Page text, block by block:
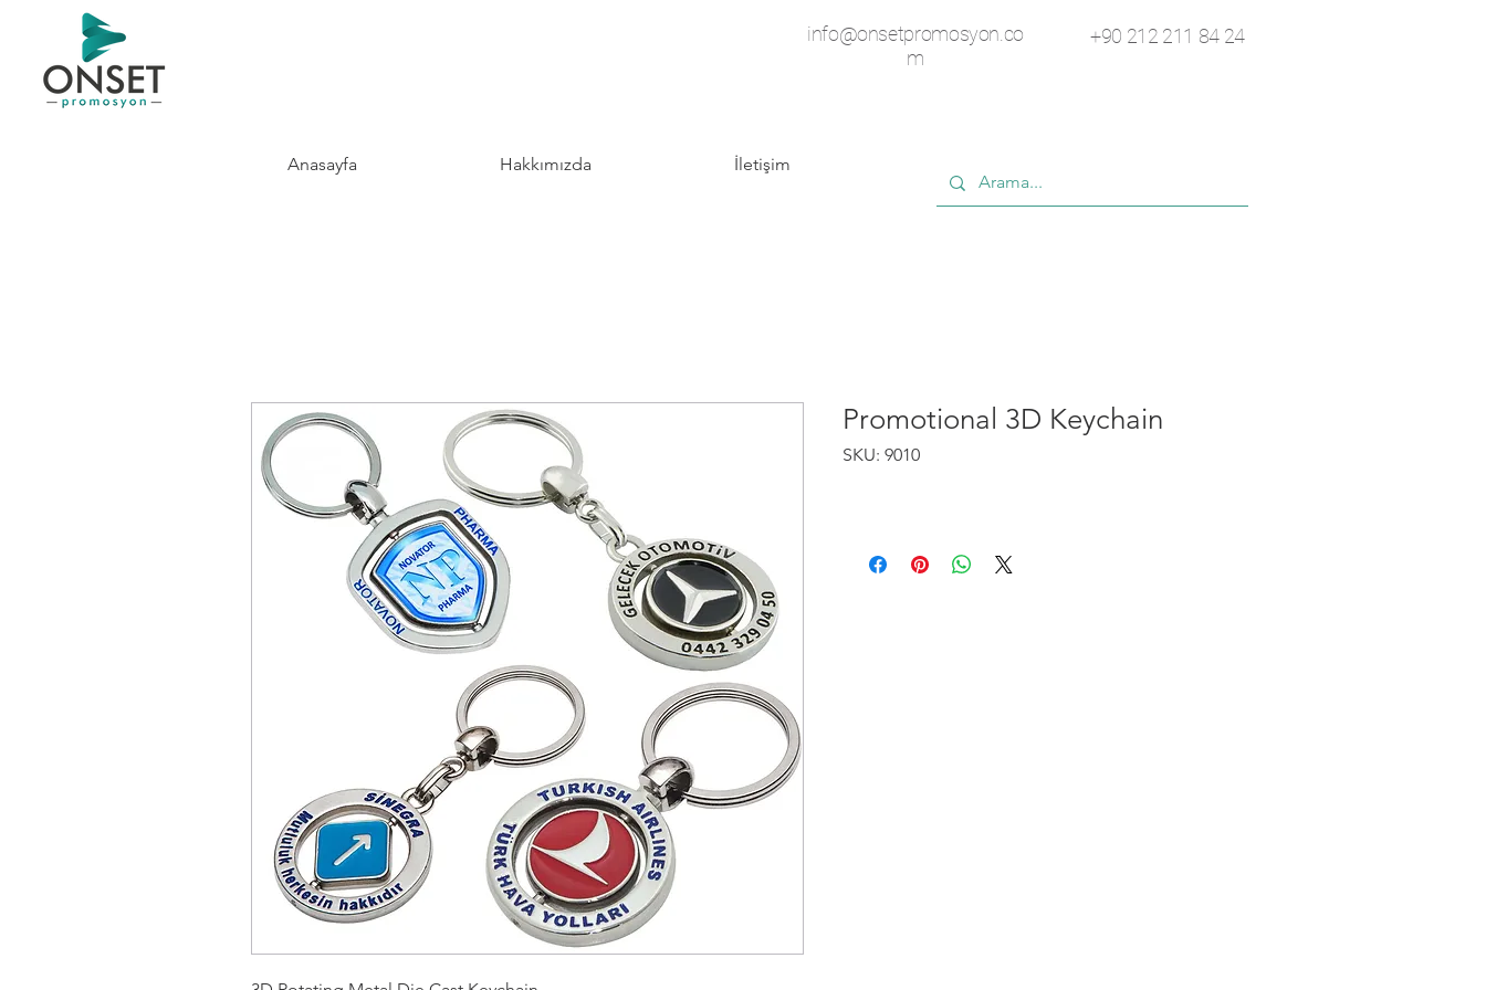
info@onsetpromosyon.co
m
+90 212 211 84 24
Anasayfa Hakkımızda İletişim
Promotional 3D Keychain
SKU: 9010